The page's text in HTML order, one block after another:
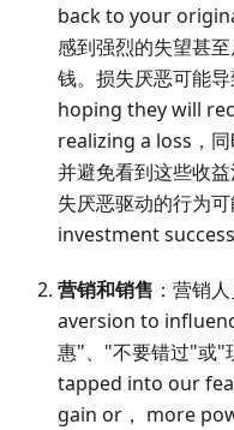
back to your
感到强烈的失望甚
钱。损失厌恶可能
hoping they will
realizing a loss，
并避免看到这些收
失厌恶驱动的行为
investment success
营销和销售 ：营销
aversion to
惠"、"不要错过"或"
tapped into our
gain or， more